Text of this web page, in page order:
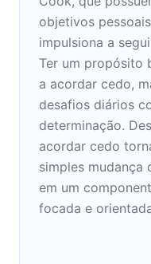
objetivos
impulsiona a
Ter um propósito
a acordar cedo,
desafios diários
determinação.
acordar cedo
simples mudança
em um
focada e